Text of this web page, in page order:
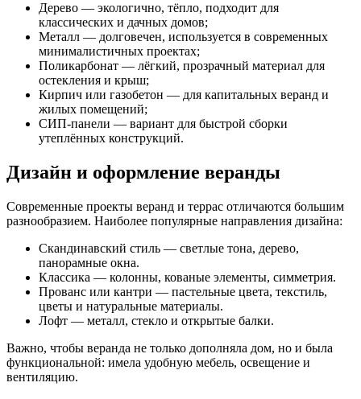
Дерево — экологично, тёпло, подходит для
классических и дачных домов;
Металл — долговечен, используется в современных
минималистичных проектах;
Поликарбонат — лёгкий, прозрачный материал для
остекления и крыш;
Кирпич или газобетон — для капитальных веранд и
жилых помещений;
СИП-панели — вариант для быстрой сборки
утеплённых конструкций.
Дизайн и оформление веранды
Современные проекты веранд и террас отличаются большим
разнообразием. Наиболее популярные направления дизайна:
Скандинавский стиль — светлые тона, дерево,
панорамные окна.
Классика — колонны, кованые элементы, симметрия.
Прованс или кантри — пастельные цвета, текстиль,
цветы и натуральные материалы.
Лофт — металл, стекло и открытые балки.
Важно, чтобы веранда не только дополняла дом, но и была
функциональной: имела удобную мебель, освещение и
вентиляцию.